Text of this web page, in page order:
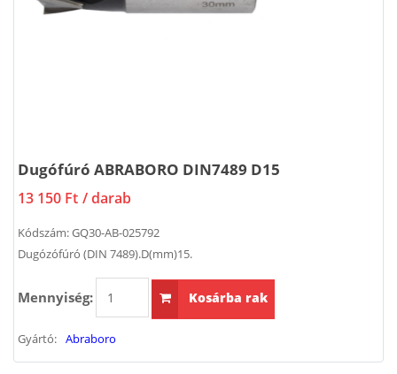
Dugófúró ABRABORO DIN7489 D15
13 150 Ft / darab
Kódszám:GQ30-AB-025792
Dugózófúró (DIN 7489).D(mm)15.
Mennyiség: Kosárba rak
Gyártó: Abraboro